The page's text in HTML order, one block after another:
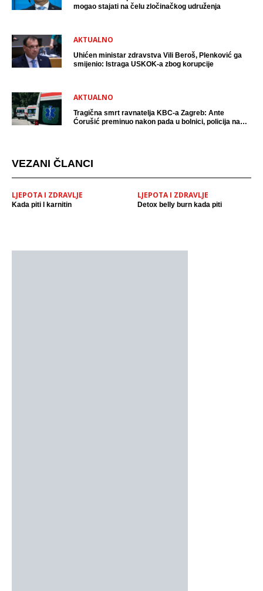
mogao stajati na čelu zločinačkog udruženja
AKTUALNO
Uhićen ministar zdravstva Vili Beroš, Plenković ga
smijenio: Istraga USKOK-a zbog korupcije
AKTUALNO
Tragična smrt ravnatelja KBC-a Zagreb: Ante
Ćorušić preminuo nakon pada u bolnici, policija na
VEZANI ČLANCI
LJEPOTA I ZDRAVLJE
Kada piti l karnitin
LJEPOTA I ZDRAVLJE
Detox belly burn kada piti